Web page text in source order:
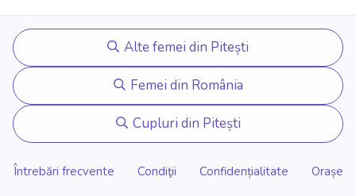
Alte femei din Pitești
Femei din România
Cupluri din Pitești
Întrebări frecvente Condiţii Confidențialitate
Orașe